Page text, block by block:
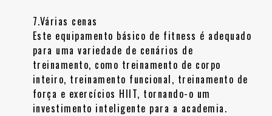
7.Várias cenas
Este equipamento básico de fitness é adequado
para uma variedade de cenários de
treinamento, como treinamento de corpo
inteiro, treinamento funcional, treinamento de
força e exercícios HIIT, tornando-o um
investimento inteligente para a academia.